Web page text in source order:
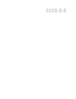
2026.8.8